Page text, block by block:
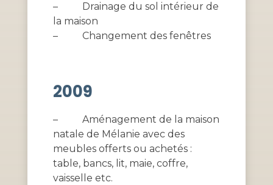
–
Drainage du sol intérieur de
la maison
–
Changement des fenêtres
2009
–
Aménagement de la maison
natale de Mélanie avec des
meubles offerts ou achetés :
table, bancs, lit, maie, coffre,
vaisselle etc.